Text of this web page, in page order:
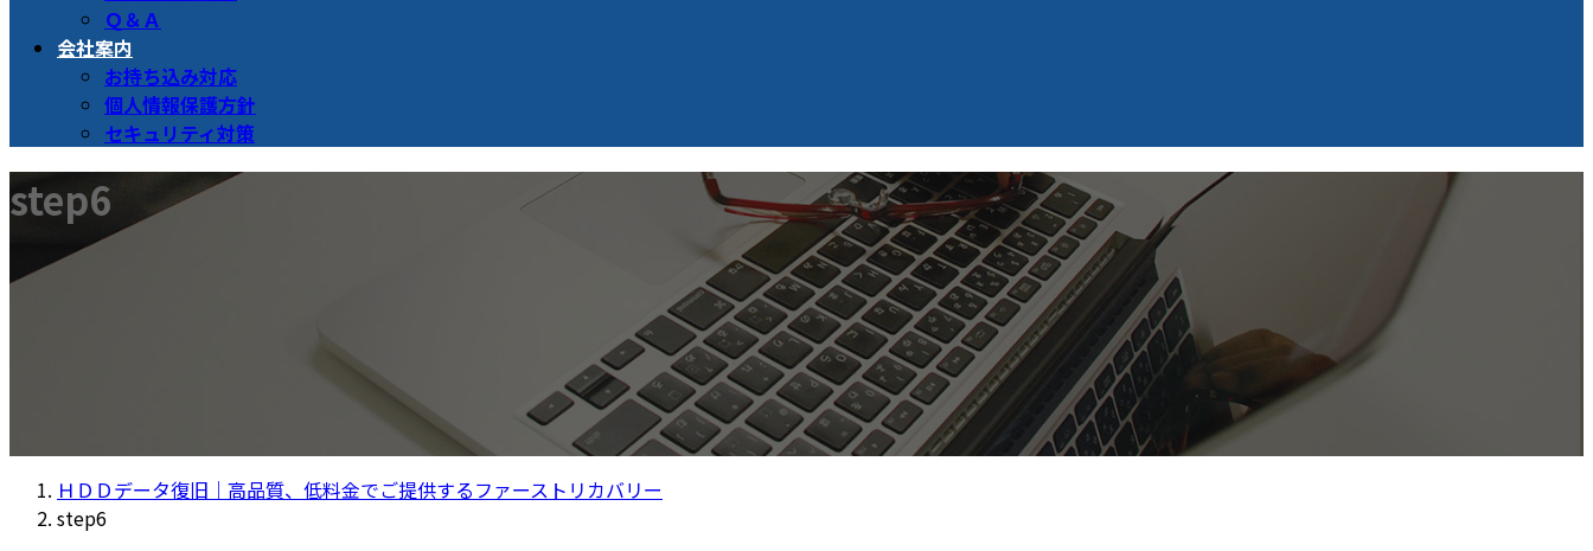
Ｑ＆Ａ
会社案内
お持ち込み対応
個人情報保護方針
セキュリティ対策
step6
ＨＤＤデータ復旧｜高品質、低料金でご提供するファーストリカバリー
step6